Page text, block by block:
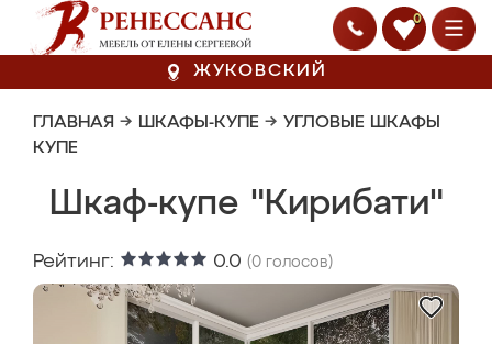
0
ЖУКОВСКИЙ
ГЛАВНАЯ → ШКАФЫ-КУПЕ → УГЛОВЫЕ ШКАФЫ
КУПЕ
Шкаф-купе "Кирибати"
Рейтинг: 0.0 (0 голосов)